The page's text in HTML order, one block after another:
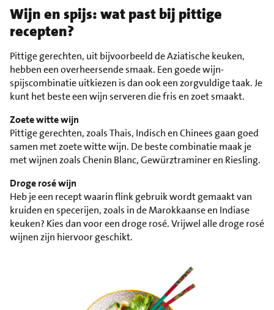
Wijn en spijs: wat past bij pittige
recepten?
Pittige gerechten, uit bijvoorbeeld de Aziatische keuken,
hebben een overheersende smaak. Een goede wijn-
spijscombinatie uitkiezen is dan ook een zorgvuldige taak. Je
kunt het beste een wijn serveren die fris en zoet smaakt.
Zoete witte wijn
Pittige gerechten, zoals Thais, Indisch en Chinees gaan goed
samen met zoete witte wijn. De beste combinatie maak je
met wijnen zoals Chenin Blanc, Gewürztraminer en Riesling.
Droge rosé wijn
Heb je een recept waarin flink gebruik wordt gemaakt van
kruiden en specerijen, zoals in de Marokkaanse en Indiase
keuken? Kies dan voor een droge rosé. Vrijwel alle droge rosé
wijnen zijn hiervoor geschikt.